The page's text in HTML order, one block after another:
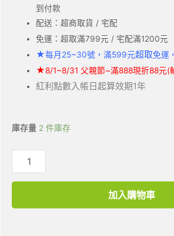
到付款
配送：超商取貨 / 宅配
免運：超取滿799元 / 宅配滿1200元
★每月25~30號，滿599元超取免運。
★8/1~8/31 父親節~滿888現折88元(
紅利點數入帳日起算效期1年
庫存量 2 件庫存
加入購物車